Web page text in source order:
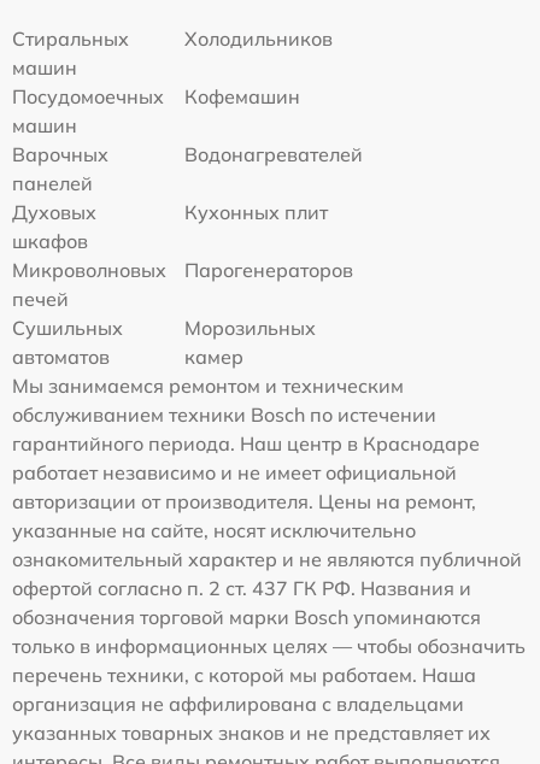
Стиральных
машин
Холодильников
Посудомоечных
машин
Кофемашин
Варочных
панелей
Водонагревателей
Духовых
шкафов
Кухонных плит
Микроволновых
печей
Парогенераторов
Сушильных
автоматов
Морозильных
камер
Мы занимаемся ремонтом и техническим
обслуживанием техники Bosch по истечении
гарантийного периода. Наш центр в Краснодаре
работает независимо и не имеет официальной
авторизации от производителя. Цены на ремонт,
указанные на сайте, носят исключительно
ознакомительный характер и не являются публичной
офертой согласно п. 2 ст. 437 ГК РФ. Названия и
обозначения торговой марки Bosch упоминаются
только в информационных целях — чтобы обозначить
перечень техники, с которой мы работаем. Наша
организация не аффилирована с владельцами
указанных товарных знаков и не представляет их